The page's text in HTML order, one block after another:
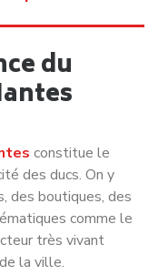
du
des boutiques, des
comme le
très vivant
la ville.
l’un des plus